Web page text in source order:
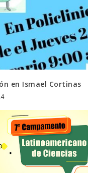
en Ismael Cortinas